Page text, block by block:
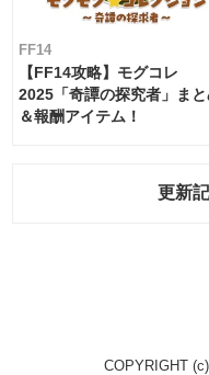
FF14
【FF14攻略】モグコレ
2025「奇譚の探究者」ま
＆報酬アイテム！
更新
COPYRIGHT